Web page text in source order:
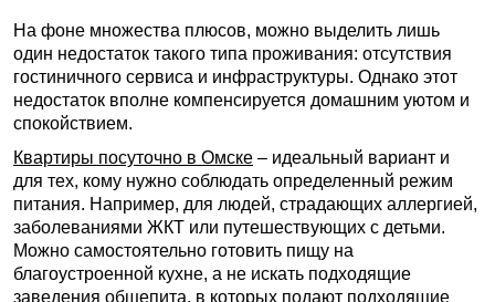
На фоне множества плюсов, можно выделить лишь
один недостаток такого типа проживания: отсутствия
гостиничного сервиса и инфраструктуры. Однако этот
недостаток вполне компенсируется домашним уютом и
спокойствием.
Квартиры посуточно в Омске – идеальный вариант и
для тех, кому нужно соблюдать определенный режим
питания. Например, для людей, страдающих аллергией,
заболеваниями ЖКТ или путешествующих с детьми.
Можно самостоятельно готовить пищу на
благоустроенной кухне, а не искать подходящие
заведения общепита, в которых подают подходящие